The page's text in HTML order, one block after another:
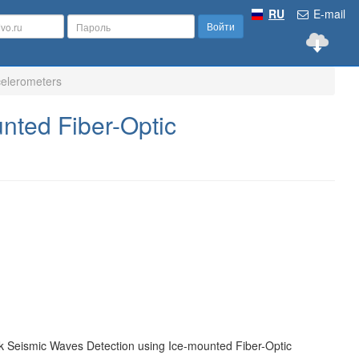
E-mail
RU
Войти
Fiber-Optic
Seismic Waves Detection using Ice-mounted Fiber-Optic